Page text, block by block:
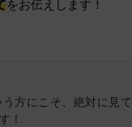
をお伝えします！
方にこそ、絶対に見
！